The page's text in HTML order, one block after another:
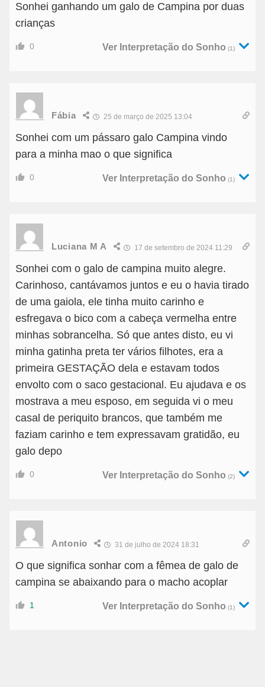
Sonhei ganhando um galo de Campina por duas
crianças
0 Ver Interpretação do Sonho (1)
Fábia 25 de março de 2025 13:04
Sonhei com um pássaro galo Campina vindo
para a minha mao o que significa
0 Ver Interpretação do Sonho (1)
Luciana M A 17 de setembro de 2024 11:29
Sonhei com o galo de campina muito alegre.
Carinhoso, cantávamos juntos e eu o havia tirado
de uma gaiola, ele tinha muito carinho e
esfregava o bico com a cabeça vermelha entre
minhas sobrancelha. Só que antes disto, eu vi
minha gatinha preta ter vários filhotes, era a
primeira GESTAÇÃO dela e estavam todos
envolto com o saco gestacional. Eu ajudava e os
mostrava a meu esposo, em seguida vi o meu
casal de periquito brancos, que também me
faziam carinho e tem expressavam gratidão, eu
galo depo
0 Ver Interpretação do Sonho (2)
Antonio 31 de julho de 2024 18:31
O que significa sonhar com a fêmea de galo de
campina se abaixando para o macho acoplar
1 Ver Interpretação do Sonho (1)